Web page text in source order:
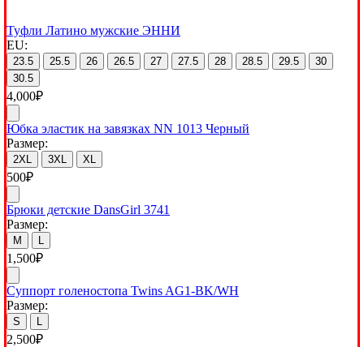
Туфли Латино мужские ЭННИ
EU:
23.5 25.5 26 26.5 27 27.5 28 28.5 29.5
30
30.5
4,000₽
Юбка эластик на завязках NN 1013 Черный
Размер:
2XL 3XL XL
500₽
Брюки детские DansGirl 3741
Размер:
M
1,500₽
Суппорт голеностопа Twins AG1-BK/WH
Размер:
S
2,500₽